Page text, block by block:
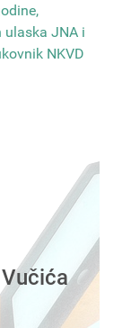
ulaska JNA i
NKVD